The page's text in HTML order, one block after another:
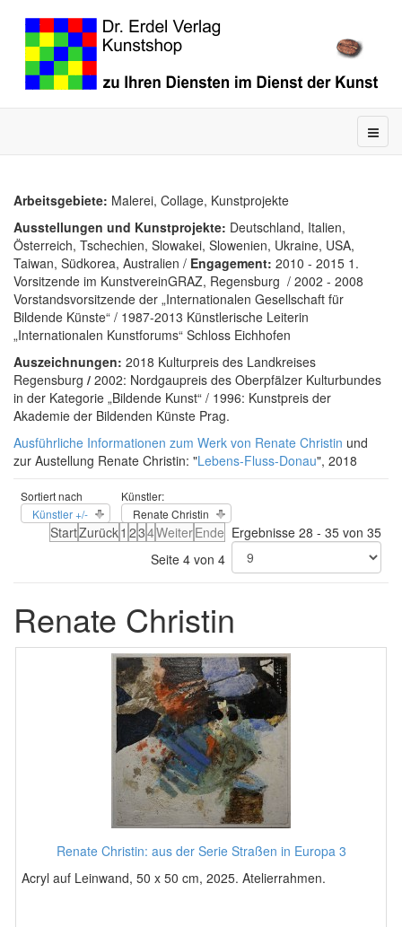
Arbeitsgebiete: Malerei, Collage, Kunstprojekte
Ausstellungen und Kunstprojekte: Deutschland, Italien,
Österreich, Tschechien, Slowakei, Slowenien, Ukraine, USA,
Taiwan, Südkorea, Australien / Engagement: 2010 - 2015 1.
Vorsitzende im KunstvereinGRAZ, Regensburg / 2002 - 2008
Vorstandsvorsitzende der „Internationalen Gesellschaft für
Bildende Künste“ / 1987-2013 Künstlerische Leiterin
„Internationalen Kunstforums“ Schloss Eichhofen
Auszeichnungen: 2018 Kulturpreis des Landkreises
Regensburg / 2002: Nordgaupreis des Oberpfälzer Kulturbundes
in der Kategorie „Bildende Kunst“ / 1996: Kunstpreis der
Akademie der Bildenden Künste Prag.
Ausführliche Informationen zum Werk von Renate Christin und
zur Austellung Renate Christin: "Lebens-Fluss-Donau", 2018
Sortiert nach
Künstler +/-
Künstler:
Renate Christin
StartZurück1 234WeiterEnde
Seite 4 von 4
Ergebnisse 28 - 35 von 35
Renate Christin
Renate Christin: aus der Serie Straßen in Europa 3
Acryl auf Leinwand, 50 x 50 cm, 2025. Atelierrahmen.